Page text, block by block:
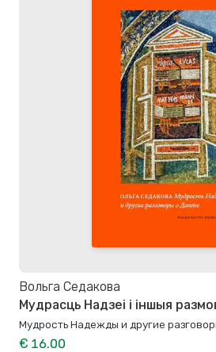
Вольга Седакова
Мудрасць Надзеі і іншыя
Мудрость Надежды и другие
€ 16.00